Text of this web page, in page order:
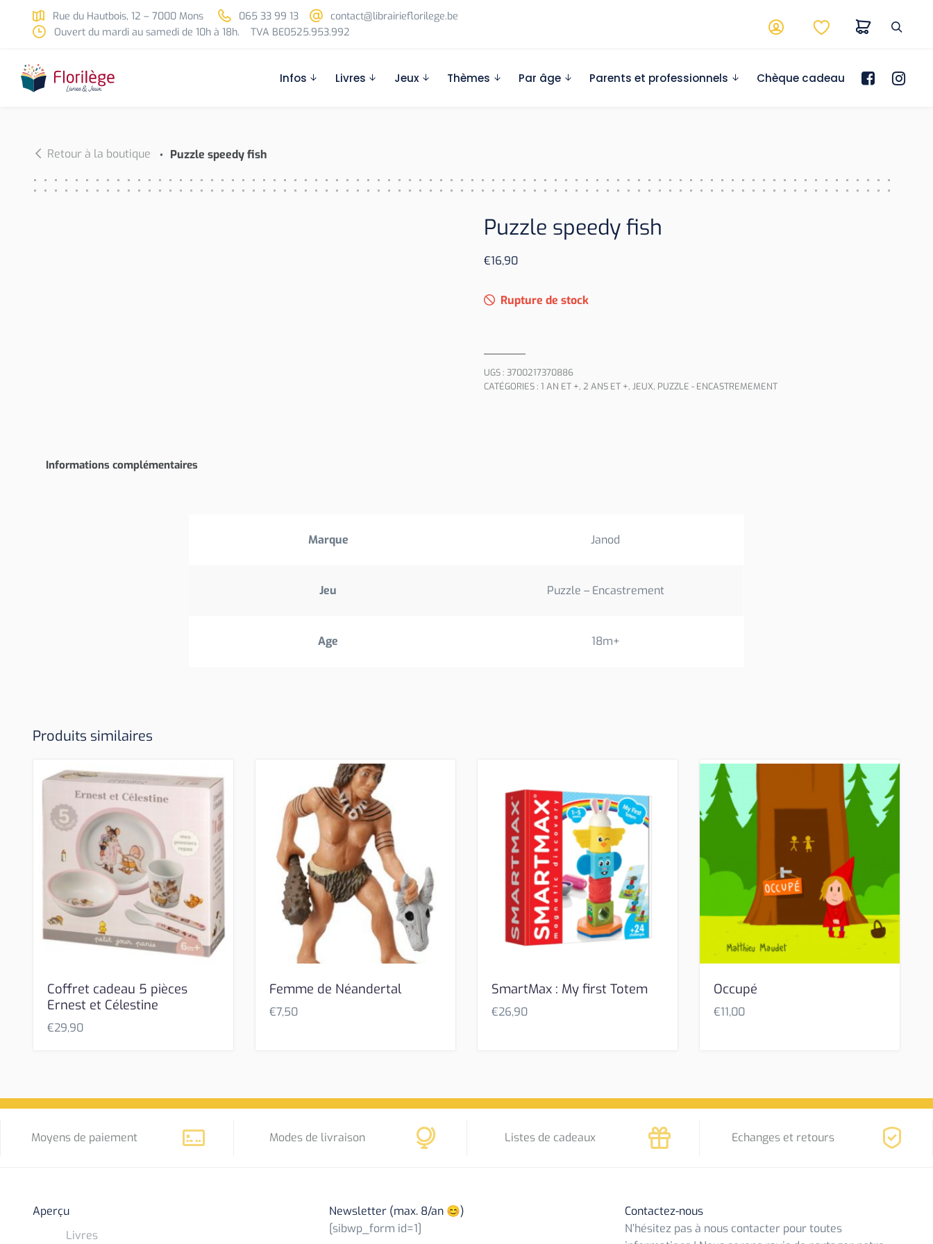
Skip to main content
Rue du Hautbois, 12 – 7000 Mons 065 33 99 13
contact@librairieflorilege.be
Ouvert du mardi au samedi de 10h à 18h.
TVA BE0525.953.992
Infos Livres Jeux Thèmes Par âge Parents et professionnels Chèque cadeau
Retour à la boutique Puzzle speedy fish
Puzzle speedy fish
€16,90
Rupture de stock
UGS : 3700217370886
CATÉGORIES : 1 AN ET +, 2 ANS ET +, JEUX, PUZZLE - ENCASTREMEMENT
Informations complémentaires
Marque Janod
Jeu Puzzle – Encastrement
Age 18m+
Produits similaires
Coffret cadeau 5 pièces
Ernest et Célestine
€29,90
Femme de Néandertal
€7,50
SmartMax : My first Totem
€26,90
Occupé
€11,00
Moyens de paiement Modes de livraison Listes de cadeaux Echanges et retours
Aperçu
Livres
Newsletter (max. 8/an 😊)
[sibwp_form id=1]
Contactez-nous
N’hésitez pas à nous contacter pour toutes